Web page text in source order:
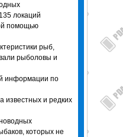
локаций
помощью
рыб,
рыболовы и
информации по
известных и редких
которых не